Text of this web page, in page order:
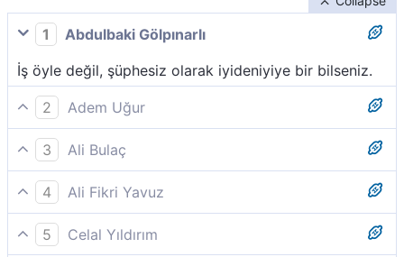
1
Abdulbaki Gölpınarlı
İş öyle değil, şüphesiz olarak iyideniyiye bir bilseniz.
2
Adem Uğur
Gerçek öyle değil! Kesin bilgi ile bilmiş olsaydınız,
3
Ali Bulaç
Hayır; eğer siz kesin bir bilgiyle bilmiş olsaydınız,
4
Ali Fikri Yavuz
Sakının; eğer (kıyamet günü size ne yapılacağını)
kesin bir bilgiyle bilseydiniz, (dünyada öğünüp
5
Celal Yıldırım